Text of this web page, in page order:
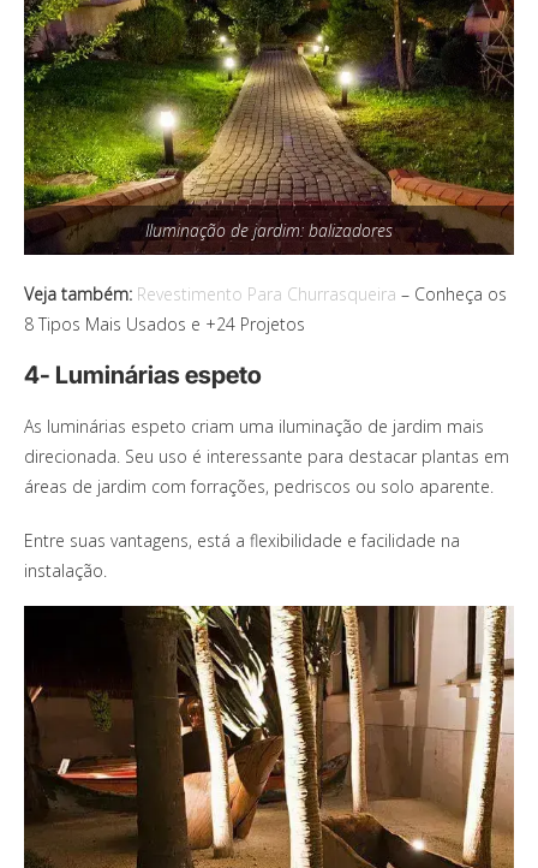
Iluminação de jardim: balizadores
Veja também: Revestimento Para Churrasqueira – Conheça os
8 Tipos Mais Usados e +24 Projetos
4- Luminárias espeto
As luminárias espeto criam uma iluminação de jardim mais
direcionada. Seu uso é interessante para destacar plantas em
áreas de jardim com forrações, pedriscos ou solo aparente.
Entre suas vantagens, está a flexibilidade e facilidade na
instalação.